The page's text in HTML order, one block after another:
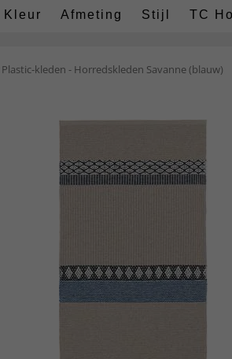
Kleur Afmeting Stijl TC
Plastic-kleden - Horredskleden Savanne (blauw)